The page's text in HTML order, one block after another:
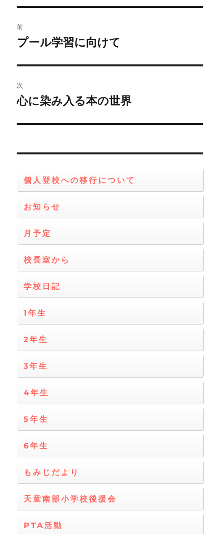
稿
ビ
ゲ
ー
ン
前
前
投
稿:
プール学習に向けて
次
次
投
心に染み入る本の世界
個人登校への移行について
お知らせ
月予定
校長室から
学校日記
1年生
2年生
3年生
4年生
5年生
6年生
もみじだより
天童南部小学校後援会
PTA活動